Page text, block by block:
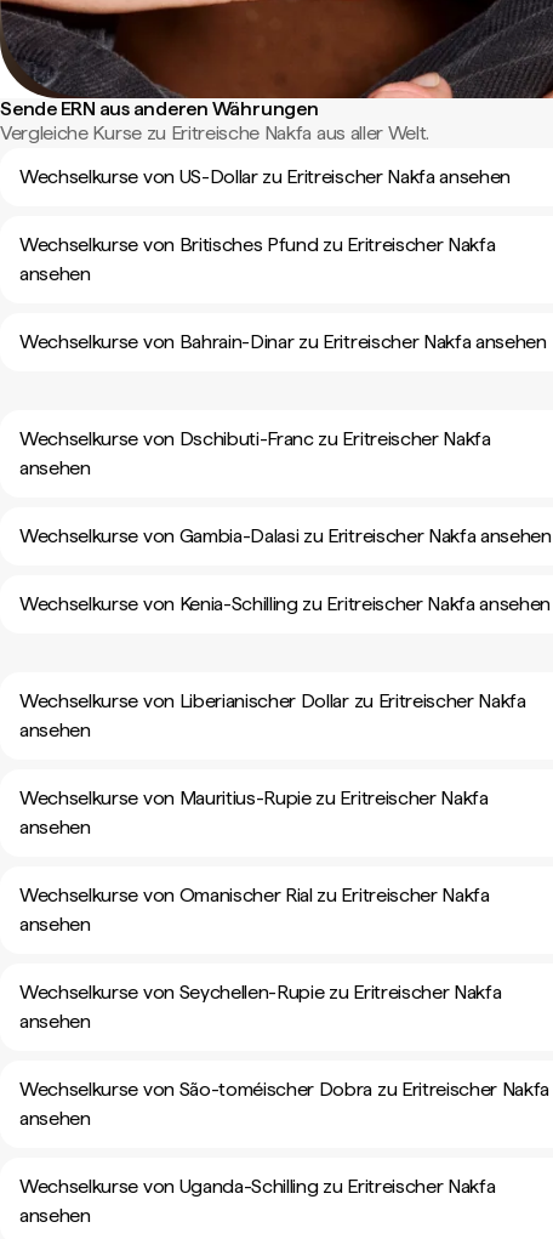
Sende ERN aus anderen Währungen
Vergleiche Kurse zu Eritreische Nakfa aus aller Welt.
Wechselkurse von US-Dollar zu Eritreischer Nakfa ansehen
Wechselkurse von Britisches Pfund zu Eritreischer Nakfa
ansehen
Wechselkurse von Bahrain-Dinar zu Eritreischer Nakfa ansehen
Wechselkurse von Dschibuti-Franc zu Eritreischer Nakfa
ansehen
Wechselkurse von Gambia-Dalasi zu Eritreischer Nakfa ansehen
Wechselkurse von Kenia-Schilling zu Eritreischer Nakfa ansehen
Wechselkurse von Liberianischer Dollar zu Eritreischer Nakfa
ansehen
Wechselkurse von Mauritius-Rupie zu Eritreischer Nakfa
ansehen
Wechselkurse von Omanischer Rial zu Eritreischer Nakfa
ansehen
Wechselkurse von Seychellen-Rupie zu Eritreischer Nakfa
ansehen
Wechselkurse von São-toméischer Dobra zu Eritreischer Nakfa
ansehen
Wechselkurse von Uganda-Schilling zu Eritreischer Nakfa
ansehen